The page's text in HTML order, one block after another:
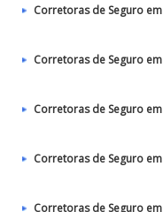
Corretoras de Seguro
Corretoras de Seguro
Corretoras de Seguro
Corretoras de Seguro
Corretoras de Seguro